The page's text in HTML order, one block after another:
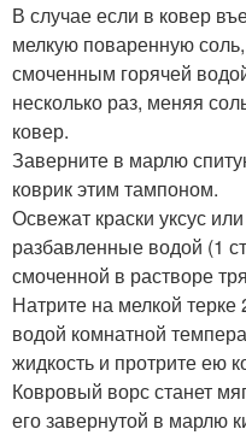
В случае если в ковер
мелкую поваренную
смоченным горячей
несколько раз, меняя
ковер.
Заверните в марлю
коврик этим тампоном.
Освежат краски уксус
разбавленные водой (1
смоченной в растворе
Натрите на мелкой
водой комнатной
жидкость и протрите ею
Ковровый ворс станет
его завернутой в марлю